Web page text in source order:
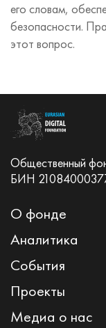
его словам,
безопасности.
этот вопрос.
Общественный
БИН
О фонде
Аналитика
События
Проекты
Медиа о нас